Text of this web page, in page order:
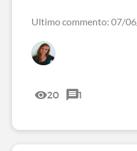
Ultimo commento: 07/
20 1